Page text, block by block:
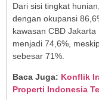
Dari sisi tingkat
dengan okupansi
kawasan CBD
menjadi 74,6%,
sebesar 71%.
Baca Juga: Konflik
Properti Indonesia